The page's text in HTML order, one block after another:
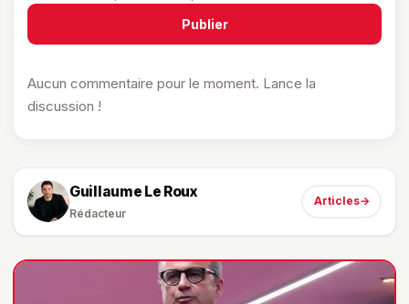
Publier
Aucun commentaire pour le moment. Lance la
discussion !
Guillaume Le Roux
Rédacteur
Articles→